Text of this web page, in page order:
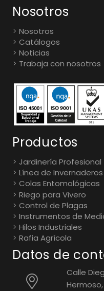
Nosotros
Nosotros
Catálogos
Noticias
Trabaja con nosotros
Productos
Jardinería Profesional
Línea de Invernaderos
Colas Entomológicas
Riego para Vivero
Control de Plagas
Instrumentos de
Hilos Industriales
Rafia Agrícola
Datos de
Calle